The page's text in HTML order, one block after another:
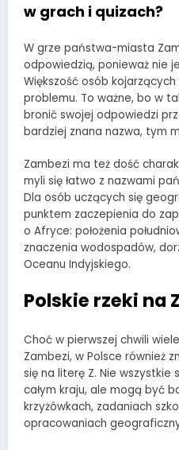
w grach i quizach?
W grze państwa-miasta
odpowiedzią, ponieważ nie
Większość osób
problemu. To ważne, bo w
bronić swojej odpowiedzi
bardziej znana nazwa, tym
Zambezi ma też dość
myli się łatwo z nazwami
Dla osób uczących się
punktem zaczepienia do
o Afryce: położenia
znaczenia wodospadów,
Oceanu Indyjskiego.
Polskie rzeki na Z
Choć w pierwszej chwili
Zambezi, w Polsce również
się na literę Z. Nie wszystkie
całym kraju, ale mogą być
krzyżówkach, zadaniach
opracowaniach